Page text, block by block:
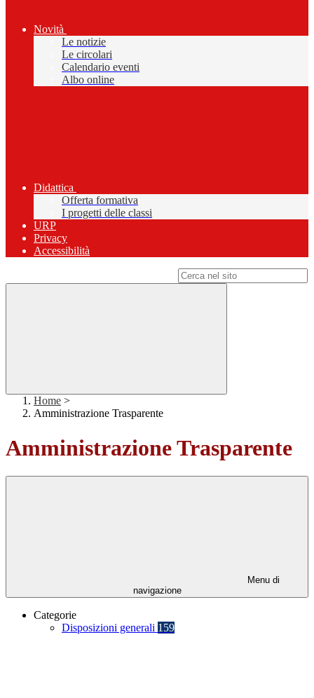
Novità
Le notizie
Le circolari
Calendario eventi
Albo online
Didattica
Offerta formativa
I progetti delle classi
URP
Privacy
Accessibilità
Home >
Amministrazione Trasparente
Amministrazione Trasparente
Menu di
navigazione
Categorie
Disposizioni generali 159